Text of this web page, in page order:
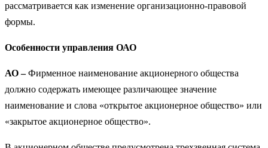
рассматривается как изменение организационно-правовой
формы.
Особенности управления ОАО
АО –Фирменное наименование акционерного общества
должно содержать имеющее различающее значение
наименование и слова «открытое акционерное общество» или
«закрытое акционерное общество».